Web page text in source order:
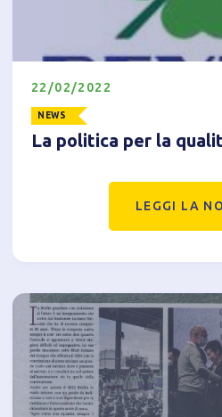
22/02/2022
NEWS
La politica per la
LEGGI LA
Informativa breve Cookie
Accetto l'utilizzo di
proseguire la
Analitici
Accetto l'utilizzo di